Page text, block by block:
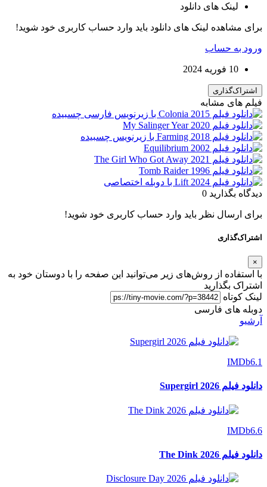
لینک های دانلود
برای مشاهده لینک های دانلود باید وارد حساب کاربری خود شوید!
ورود به حساب
10 فوریه 2024
اشتراک‌گذاری
فیلم های مشابه
دیدگاه بگذارید 0
برای ارسال نظر باید وارد حساب کاربری خود شوید!
اشتراک‌گذاری
×
با استفاده از روش‌های زیر می‌توانید این صفحه را با دوستان خود به
اشتراک بگذارید
لینک کوتاه
دوبله های فارسی
آرشیو
IMDb6.1
دانلود فیلم Supergirl 2026
IMDb6.6
دانلود فیلم The Dink 2026